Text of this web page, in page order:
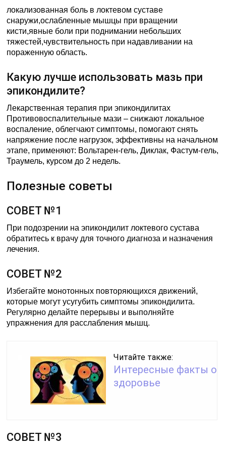
локализованная боль в локтевом суставе
снаружи,ослабленные мышцы при вращении
кисти,явные боли при поднимании небольших
тяжестей,чувствительность при надавливании на
пораженную область.
Какую лучше использовать мазь при
эпикондилите?
Лекарственная терапия при эпикондилитах
Противовоспалительные мази – снижают локальное
воспаление, облегчают симптомы, помогают снять
напряжение после нагрузок, эффективны на начальном
этапе, применяют: Вольтарен-гель, Диклак, Фастум-гель,
Траумель, курсом до 2 недель.
Полезные советы
СОВЕТ №1
При подозрении на эпикондилит локтевого сустава
обратитесь к врачу для точного диагноза и назначения
лечения.
СОВЕТ №2
Избегайте монотонных повторяющихся движений,
которые могут усугубить симптомы эпикондилита.
Регулярно делайте перерывы и выполняйте
упражнения для расслабления мышц.
Читайте также:
Интересные факты о
здоровье
СОВЕТ №3